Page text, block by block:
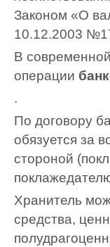
Законом «О
10.12.2003
В
операции
.
По договору
обязуется за
стороной
Хранитель
средства,